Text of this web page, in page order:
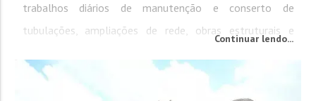
trabalhos diários de manutenção e conserto de
tubulações, ampliações de rede, obras estruturais e
passa a...
Continuar lendo...